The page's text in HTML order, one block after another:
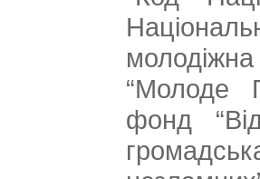
“Молоде
фонд